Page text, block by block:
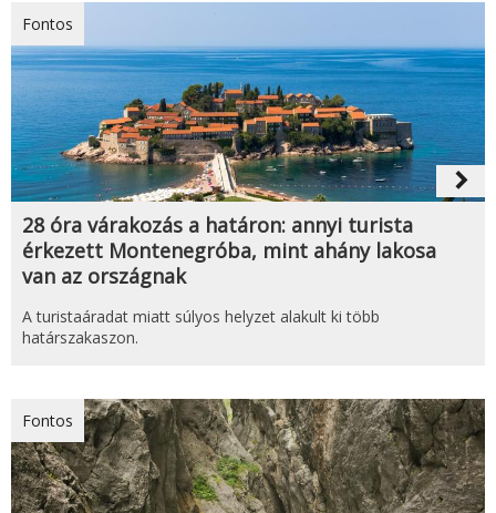
Fontos
navigate_next
28 óra várakozás a határon: annyi turista
érkezett Montenegróba, mint ahány lakosa
van az országnak
A turistaáradat miatt súlyos helyzet alakult ki több
határszakaszon.
Fontos